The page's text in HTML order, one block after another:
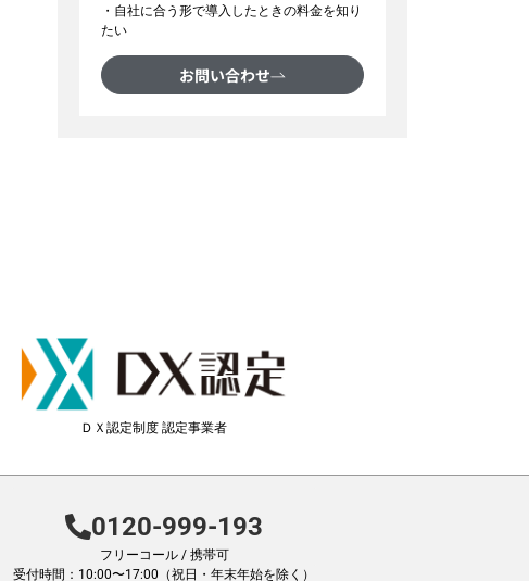
・自社に合う形で導入したときの料金を知り
たい
お問い合わせ
ＤＸ認定制度 認定事業者
0120-999-193
フリーコール / 携帯可
受付時間：10:00〜17:00（祝日・年末年始を除く）